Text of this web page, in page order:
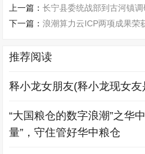
上一篇：长宁县委统战部到古河镇
下一篇：浪潮算力云ICP两项成果荣
推荐阅读
释小龙女朋友(释小龙现女友
“大国粮仓的数字浪潮”之华
量”，守住管好华中粮仓